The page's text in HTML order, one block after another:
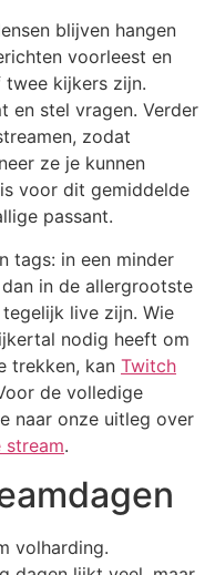
blijven hangen
voorleest en
kijkers zijn.
en stel vragen. Verder
zodat
ze je kunnen
voor dit gemiddelde
passant.
tags: in een minder
in de allergrootste
live zijn. Wie
nodig heeft om
trekken, kan Twitch
de volledige
naar onze uitleg over
stream.
volharding.